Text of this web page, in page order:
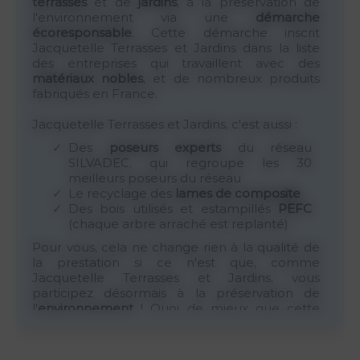
l'environnement via une démarche
écoresponsable . Cette démarche inscrit
Jacquetelle Terrasses et Jardins dans la liste
des entreprises qui travaillent avec des
matériaux nobles , et de nombreux produits
fabriqués en France.
Jacquetelle Terrasses et Jardins, c'est aussi :
Des
poseurs experts du réseau
SILVADEC, qui regroupe les 30
meilleurs poseurs du réseau
Le recyclage des
lames de composite
Des bois utilisés et estampillés
PEFC
(chaque arbre arraché est replanté)
Pour vous, cela ne change rien à la qualité de
la prestation si ce n'est que, comme
Jacquetelle Terrasses et Jardins, vous
participez désormais à la préservation de
l'environnement ! Quoi de mieux que cette